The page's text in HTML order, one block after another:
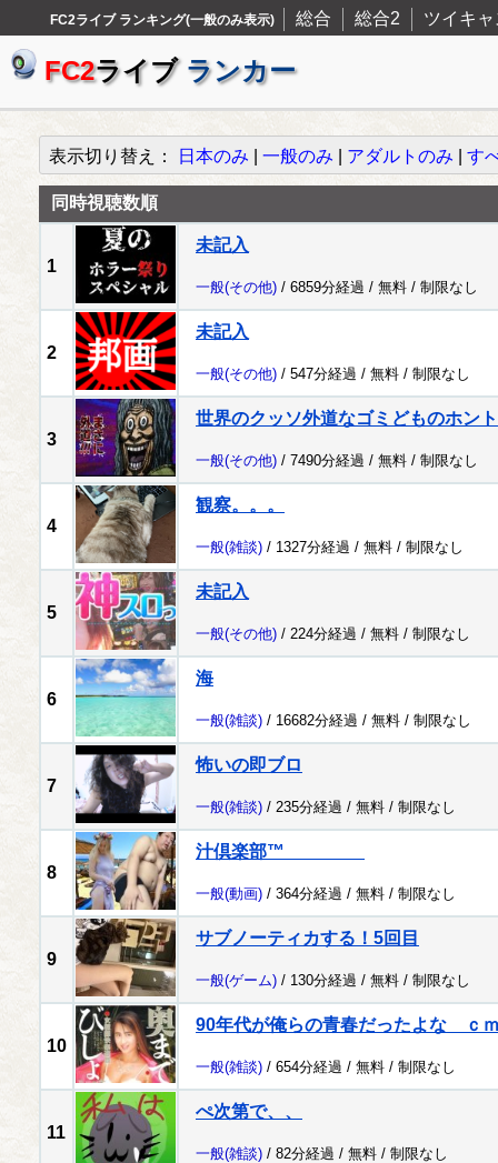
FC2ライブ ランキング(一般のみ表示) 総合 総合2 ツイキャ
FC2ライブ ランカー
表示切り替え： 日本のみ 一般のみ アダルトのみ す
同時視聴数順
1
未記入
一般(その他) / 6859分経過 / 無料 / 制限なし
2
未記入
一般(その他) / 547分経過 / 無料 / 制限なし
3
世界のクッソ外道なゴミどものホン
一般(その他) / 7490分経過 / 無料 / 制限なし
4
観察。。。
一般(雑談) / 1327分経過 / 無料 / 制限なし
5
未記入
一般(その他) / 224分経過 / 無料 / 制限なし
6
海
一般(雑談) / 16682分経過 / 無料 / 制限なし
7
怖いの即ブロ
一般(雑談) / 235分経過 / 無料 / 制限なし
8
汁倶楽部™
一般(動画) / 364分経過 / 無料 / 制限なし
9
サブノーティカする！5回目
一般(ゲーム) / 130分経過 / 無料 / 制限なし
10
90年代が俺らの青春だったよな ｃ
一般(雑談) / 654分経過 / 無料 / 制限なし
11
ぺ次第で、、
一般(雑談) / 82分経過 / 無料 / 制限なし